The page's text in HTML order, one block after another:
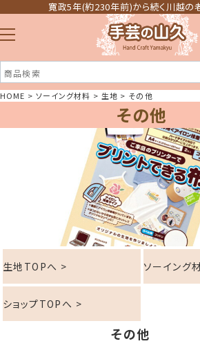
寛政5年(約230年前)から続く川越の
注文履歴
ほしい物リスト
HOME ソーイング材料 生地 その他
その他
生地TOPへ > ソーイング
ショップTOPへ >
その他